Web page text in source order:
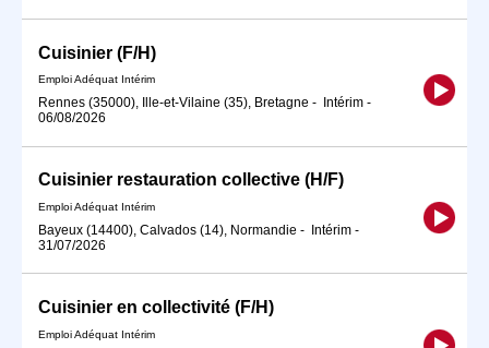
Cuisinier (F/H)
Emploi Adéquat Intérim
Rennes (35000), Ille-et-Vilaine (35), Bretagne - Intérim -
06/08/2026
Cuisinier restauration collective (H/F)
Emploi Adéquat Intérim
Bayeux (14400), Calvados (14), Normandie - Intérim -
31/07/2026
Cuisinier en collectivité (F/H)
Emploi Adéquat Intérim